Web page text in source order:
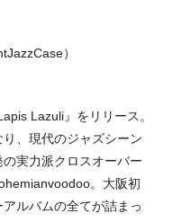
）
Lazuli』をリリース。
、現代のジャズシーン
実力派クロスオーバー
。大阪初
ルバムの全てが詰まっ